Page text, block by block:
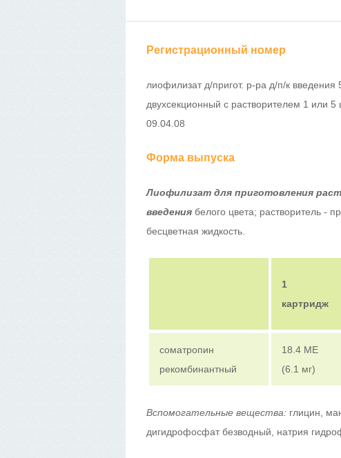
Регистрационный номер
лиофилизат д/пригот. р-ра д/п/к
двухсекционный с растворителем 1 или 5
09.04.08
Форма выпуска
Лиофилизат для приготовления
введения белого цвета; растворитель -
бесцветная жидкость.
1
картридж
соматропин
рекомбинантный
18.4 МЕ
(6.1 мг)
Вспомогательные вещества: глицин,
дигидрофосфат безводный, натрия